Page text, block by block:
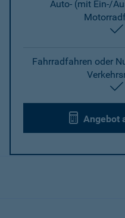
Auto- (mit Ein-/
Fahrradfahren oder
Angebot